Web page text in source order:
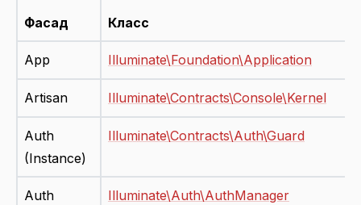
Фасад Класс
App Illuminate\Foundation\Application
Artisan Illuminate\Contracts\Console\Kernel
Auth
(Instance)
Illuminate\Contracts\Auth\Guard
Auth Illuminate\Auth\AuthManager